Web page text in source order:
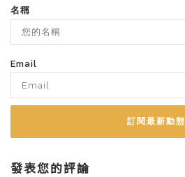
名稱
Email
訂閱最新動態
發表您的評論